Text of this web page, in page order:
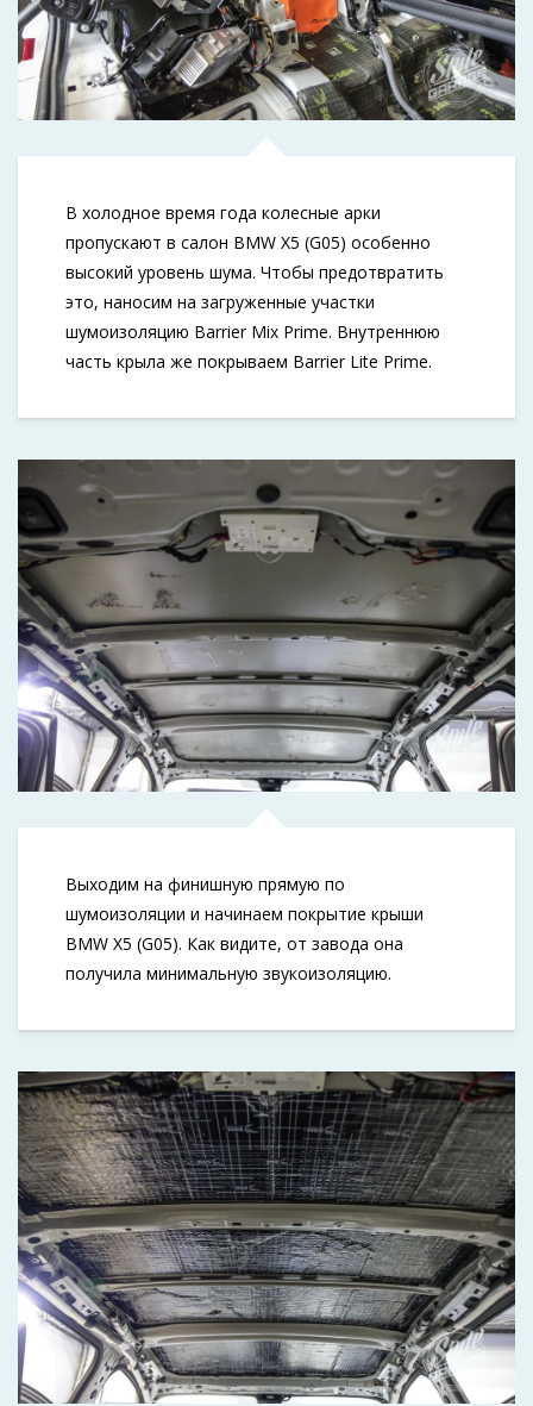
В холодное время года колесные арки
пропускают в салон BMW X5 (G05) особенно
высокий уровень шума. Чтобы предотвратить
это, наносим на загруженные участки
шумоизоляцию Barrier Mix Prime. Внутреннюю
часть крыла же покрываем Barrier Lite Prime.
Выходим на финишную прямую по
шумоизоляции и начинаем покрытие крыши
BMW X5 (G05). Как видите, от завода она
получила минимальную звукоизоляцию.